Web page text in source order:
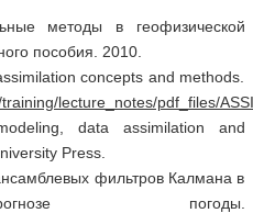
методы в геофизической
пособия. 2010.
concepts and methods.
lecture_notes/pdf_files/
data assimilation and
Press.
фильтров Калмана в
погоды.